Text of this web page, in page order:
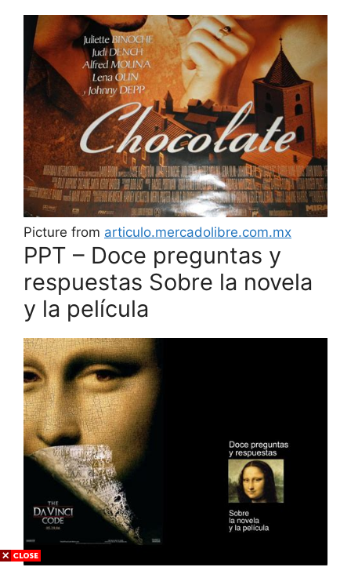
Picture from articulo.mercadolibre.com.mx
PPT – Doce preguntas y
respuestas Sobre la novela
y la película